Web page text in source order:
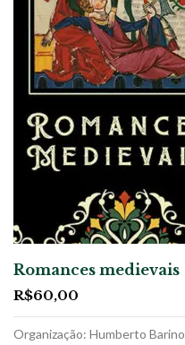
Romances medievais
R$60,00
Organização: Humberto Barino